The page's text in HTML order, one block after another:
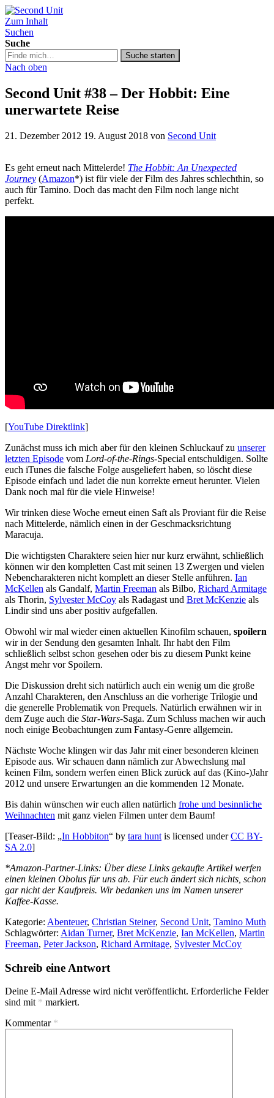
Second Unit
Zum Inhalt
Suchen
Suche
Suche
in
podcast.de/
Suche starten
Nach oben
Second Unit #38 – Der Hobbit: Eine
unerwartete Reise
21. Dezember 2012 19. August 2018 von Second Unit
Es geht erneut nach Mittelerde! The Hobbit: An Unexpected
Journey (Amazon*) ist für viele der Film des Jahres schlechthin, so
auch für Tamino. Doch das macht den Film noch lange nicht
perfekt.
[YouTube Direktlink]
Zunächst muss ich mich aber für den kleinen Schluckauf zu unserer
letzten Episode vom Lord-of-the-Rings-Special entschuldigen. Sollte
euch iTunes die falsche Folge ausgeliefert haben, so löscht diese
Episode einfach und ladet die nun korrekte erneut herunter. Vielen
Dank noch mal für die viele Hinweise!
Wir trinken diese Woche erneut einen Saft als Proviant für die Reise
nach Mittelerde, nämlich einen in der Geschmacksrichtung
Maracuja.
Die wichtigsten Charaktere seien hier nur kurz erwähnt, schließlich
können wir den kompletten Cast mit seinen 13 Zwergen und vielen
Nebencharakteren nicht komplett an dieser Stelle anführen. Ian
McKellen als Gandalf, Martin Freeman als Bilbo, Richard Armitage
als Thorin, Sylvester McCoy als Radagast und Bret McKenzie als
Lindir sind uns aber positiv aufgefallen.
Obwohl wir mal wieder einen aktuellen Kinofilm schauen, spoilern
wir in der Sendung den gesamten Inhalt. Ihr habt den Film
schließlich selbst schon gesehen oder bis zu diesem Punkt keine
Angst mehr vor Spoilern.
Die Diskussion dreht sich natürlich auch ein wenig um die große
Anzahl Charakteren, den Anschluss an die vorherige Trilogie und
die generelle Problematik von Prequels. Natürlich erwähnen wir in
dem Zuge auch die Star-Wars-Saga. Zum Schluss machen wir auch
noch einige Beobachtungen zum Fantasy-Genre allgemein.
Nächste Woche klingen wir das Jahr mit einer besonderen kleinen
Episode aus. Wir schauen dann nämlich zur Abwechslung mal
keinen Film, sondern werfen einen Blick zurück auf das (Kino-)Jahr
2012 und unsere Erwartungen an die kommenden 12 Monate.
Bis dahin wünschen wir euch allen natürlich frohe und besinnliche
Weihnachten mit ganz vielen Filmen unter dem Baum!
[Teaser-Bild: „In Hobbiton“ by tara hunt is licensed underCC BY-
SA 2.0]
*Amazon-Partner-Links: Über diese Links gekaufte Artikel werfen
einen kleinen Obolus für uns ab. Für euch ändert sich nichts, schon
gar nicht der Kaufpreis. Wir bedanken uns im Namen unserer
Kaffee-Kasse.
Kategorie: Abenteuer, Christian Steiner, Second Unit, Tamino Muth
Schlagwörter: Aidan Turner, Bret McKenzie, Ian McKellen, Martin
Freeman, Peter Jackson, Richard Armitage, Sylvester McCoy
Schreib eine Antwort
Deine E-Mail Adresse wird nicht veröffentlicht. Erforderliche Felder
sind mit * markiert.
Kommentar *